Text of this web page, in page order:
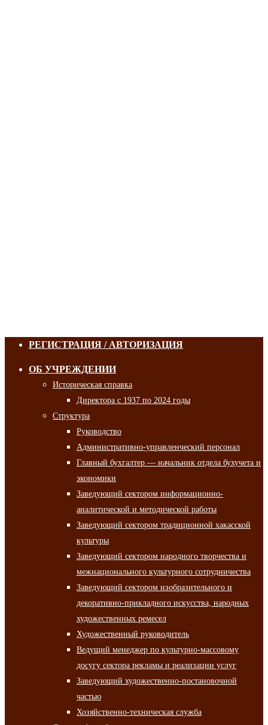
РЕГИСТРАЦИЯ / АВТОРИЗАЦИЯ
ОБ УЧРЕЖДЕНИИ
Историческая справка
Директора с 1937 по 2024 годы
Структура
Руководство
Административно-управленческий персонал
Главный бухгалтер — начальник отдела бухучета и
экономики
Заведующий сектором информационно-
аналитической и методической работы
Заведующий сектором традиционной хакасской
культуры
Заведующий сектором народного творчества и
межнационального культурного сотрудничества
Заведующий сектором изобразительного и
декоративно-прикладного искусства, народных
художественных ремесел
Художественный руководитель
Ведущий менеджер по культурно-массовому
досугу сектора рекламы и реализации услуг
Заведующий художественно-постановочной
частью
Хозяйственно-техническая служба